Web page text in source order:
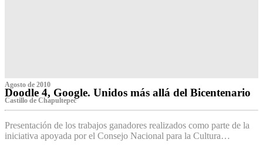
Agosto de 2010
Doodle 4, Google. Unidos más allá del Bicentenario
Castillo de Chapultepec
Presentación de los trabajos ganadores realizados como parte de la
iniciativa apoyada por el Consejo Nacional para la Cultura…